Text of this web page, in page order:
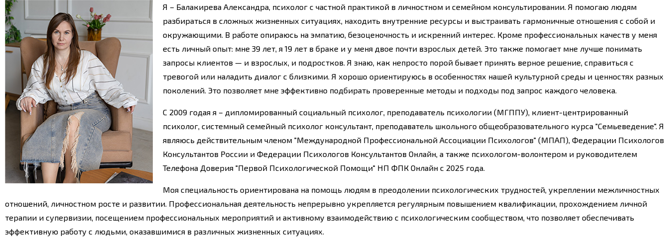
Я – Балакирева Александра, психолог с частной практикой в личностном и семейном консультировании. Я помогаю людям
разбираться в сложных жизненных ситуациях, находить внутренние ресурсы и выстраивать гармоничные отношения с собой и
окружающими. В работе опираюсь на эмпатию, безоценочность и искренний интерес. Кроме профессиональных качеств у меня
есть личный опыт: мне 39 лет, я 19 лет в браке и у меня двое почти взрослых детей. Это также помогает мне лучше понимать
запросы клиентов — и взрослых, и подростков. Я знаю, как непросто порой бывает принять верное решение, справиться с
тревогой или наладить диалог с близкими. Я хорошо ориентируюсь в особенностях нашей культурной среды и ценностях разных
поколений. Это позволяет мне эффективно подбирать проверенные методы и подходы под запрос каждого человека.
С 2009 годая я – дипломированный социальный психолог, преподаватель психологии (МГППУ), клиент-центрированный
психолог, системный семейный психолог консультант, преподаватель школьного общеобразовательного курса "Семьеведение". Я
являюсь действительным членом "Международной Профессиональной Ассоциации Психологов" (МПАП), Федерации Психологов
Консультантов России и Федерации Психологов Консультантов Онлайн, а также психологом-волонтером и руководителем
Телефона Доверия "Первой Психологической Помощи" НП ФПК Онлайн с 2025 года.
Моя специальность ориентирована на помощь людям в преодолении психологических трудностей, укреплении межличностных
отношений, личностном росте и развитии. Профессиональная деятельность непрерывно укрепляется регулярным повышением квалификации, прохождением личной
терапии и супервизии, посещением профессиональных мероприятий и активному взаимодействию с психологическим сообществом, что позволяет обеспечивать
эффективную работу с людьми, оказавшимися в различных жизненных ситуациях.